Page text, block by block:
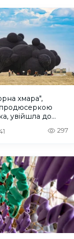
хмара",
увійшла до
297